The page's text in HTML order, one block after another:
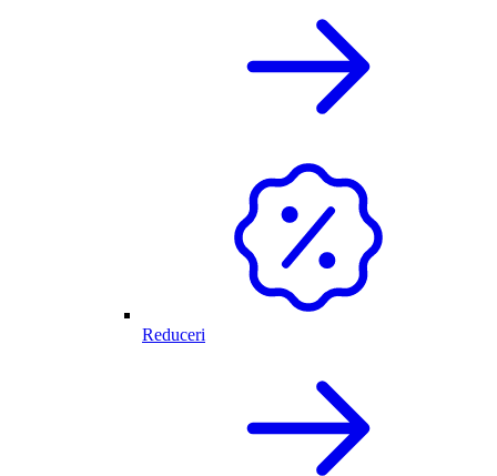
Reduceri